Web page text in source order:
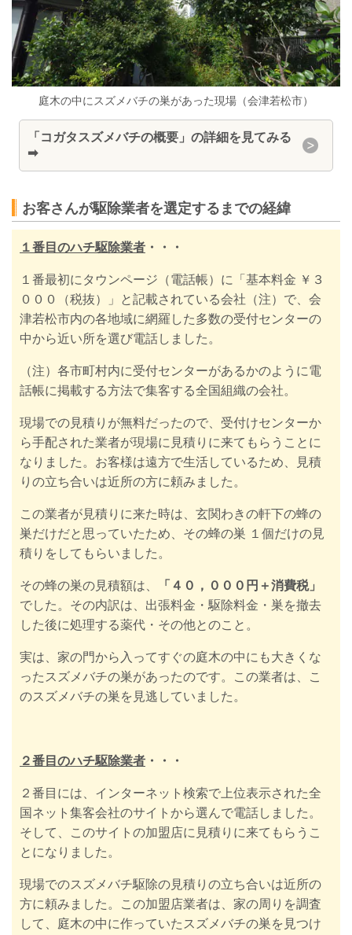
庭木の中にスズメバチの巣があった現場（会津若松市）
「コガタスズメバチの概要」の詳細を見てみる
➡
お客さんが駆除業者を選定するまでの経緯
１番目のハチ駆除業者 ・・・
１番最初にタウンページ（電話帳）に「基本料金 ￥３
０００（税抜）」と記載されている会社（注）で、会
津若松市内の各地域に網羅した多数の受付センターの
中から近い所を選び電話しました。
（注）各市町村内に受付センターがあるかのように電
話帳に掲載する方法で集客する全国組織の会社。
現場での見積りが無料だったので、受付けセンターか
ら手配された業者が現場に見積りに来てもらうことに
なりました。お客様は遠方で生活しているため、見積
りの立ち合いは近所の方に頼みました。
この業者が見積りに来た時は、玄関わきの軒下の蜂の
巣だけだと思っていたため、その蜂の巣 １個だけの見
積りをしてもらいました。
その蜂の巣の見積額は、
「４０，０００円＋消費税」
でした。 その内訳は、出張料金・駆除料金・巣を撤去
した後に処理する薬代・その他とのこと。
実は、家の門から入ってすぐの庭木の中にも大きくな
ったスズメバチの巣があったのです。この業者は、こ
のスズメバチの巣を見逃していました。
２番目のハチ駆除業者 ・・・
２番目には、インターネット検索で上位表示された全
国ネット集客会社のサイトから選んで電話しました。
そして、
このサイトの加盟店に 見積りに来てもらうこ
とになりました。
現場でのスズメバチ駆除の見積りの立ち合いは近所の
方に頼みました。
この加盟店業者は、家の周りを調査
して、庭木の中に作っていたスズメバチの巣を見つけ